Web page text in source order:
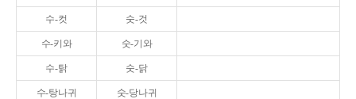
수-컷 숫-것
수-키와 숫-기와
수-탉 숫-닭
수-탕나귀 숫-당나귀